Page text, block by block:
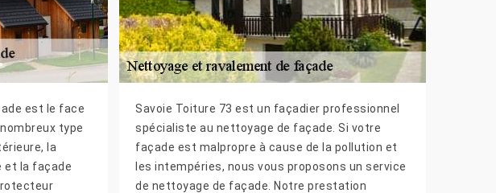
est le face
type
la
et la façade
Savoie Toiture 73 est un façadier professionnel
spécialiste au nettoyage de façade. Si votre
façade est malpropre à cause de la pollution et
les intempéries, nous vous proposons un service
de nettoyage de façade. Notre prestation